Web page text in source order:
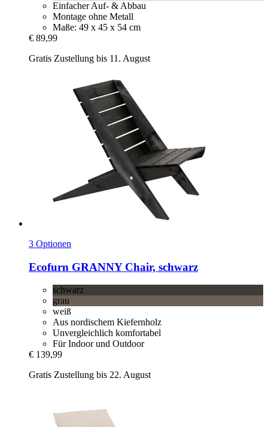
Einfacher Auf- & Abbau
Montage ohne Metall
Maße: 49 x 45 x 54 cm
€ 89,99
Gratis Zustellung bis 11. August
3 Optionen
Ecofurn GRANNY Chair, schwarz
schwarz
grau
weiß
Aus nordischem Kiefernholz
Unvergleichlich komfortabel
Für Indoor und Outdoor
€ 139,99
Gratis Zustellung bis 22. August